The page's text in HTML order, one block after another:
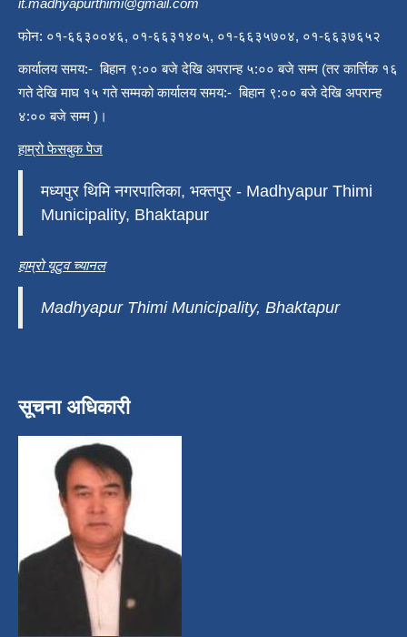
it.madhyapurthimi@gmail.com
फोन: ०१-६६३००४६, ०१-६६३१४०५, ०१-६६३५७०४, ०१-६६३७६५२
कार्यालय समय:- बिहान ९:०० बजे देखि अपरान्ह ५:०० बजे सम्म (तर कार्त्तिक १६
गते देखि माघ १५ गते सम्मको कार्यालय समय:- बिहान ९:०० बजे देखि अपरान्ह
४:०० बजे सम्म )।
हाम्रो फेसबुक पेज
मध्यपुर थिमि नगरपालिका, भक्तपुर - Madhyapur Thimi
Municipality, Bhaktapur
हाम्रो यूटुव च्यानल
Madhyapur Thimi Municipality, Bhaktapur
सूचना अधिकारी